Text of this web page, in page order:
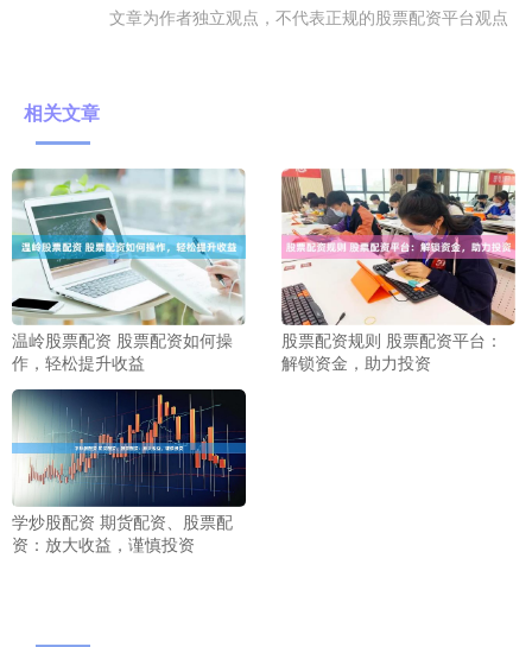
文章为作者独立观点，不代表正规的股票配资平台观点
相关文章
温岭股票配资 股票配资如何操
作，轻松提升收益
股票配资规则 股票配资平台：
解锁资金，助力投资
学炒股配资 期货配资、股票配
资：放大收益，谨慎投资